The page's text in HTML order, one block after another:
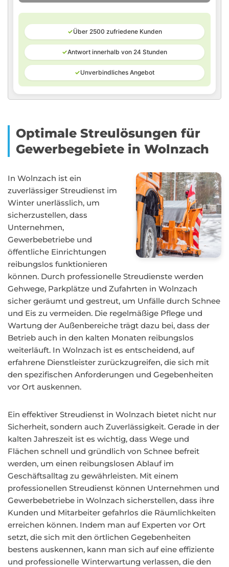
✓Über 2500 zufriedene Kunden
✓Antwort innerhalb von 24 Stunden
✓Unverbindliches Angebot
Optimale Streulösungen für
Gewerbegebiete in Wolnzach
In Wolnzach ist ein
zuverlässiger Streudienst im
Winter unerlässlich, um
sicherzustellen, dass
Unternehmen,
Gewerbebetriebe und
öffentliche Einrichtungen
reibungslos funktionieren
können. Durch professionelle Streudienste werden
Gehwege, Parkplätze und Zufahrten in Wolnzach
sicher geräumt und gestreut, um Unfälle durch Schnee
und Eis zu vermeiden. Die regelmäßige Pflege und
Wartung der Außenbereiche trägt dazu bei, dass der
Betrieb auch in den kalten Monaten reibungslos
weiterläuft. In Wolnzach ist es entscheidend, auf
erfahrene Dienstleister zurückzugreifen, die sich mit
den spezifischen Anforderungen und Gegebenheiten
vor Ort auskennen.
Ein effektiver Streudienst in Wolnzach bietet nicht nur
Sicherheit, sondern auch Zuverlässigkeit. Gerade in der
kalten Jahreszeit ist es wichtig, dass Wege und
Flächen schnell und gründlich von Schnee befreit
werden, um einen reibungslosen Ablauf im
Geschäftsalltag zu gewährleisten. Mit einem
professionellen Streudienst können Unternehmen und
Gewerbebetriebe in Wolnzach sicherstellen, dass ihre
Kunden und Mitarbeiter gefahrlos die Räumlichkeiten
erreichen können. Indem man auf Experten vor Ort
setzt, die sich mit den örtlichen Gegebenheiten
bestens auskennen, kann man sich auf eine effiziente
und professionelle Winterwartung verlassen, die den